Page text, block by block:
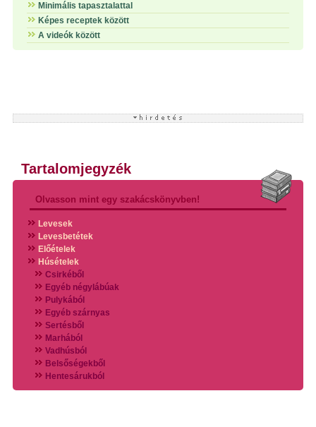
Minimális tapasztalattal
Képes receptek között
A videók között
Tartalomjegyzék
Olvasson mint egy szakácskönyvben!
Levesek
Levesbetétek
Előételek
Húsételek
Csirkéből
Egyéb négylábúak
Pulykából
Egyéb szárnyas
Sertésből
Marhából
Vadhúsból
Belsőségekből
Hentesárukból
Vadszárnyasokból